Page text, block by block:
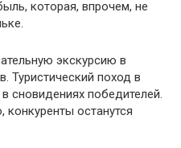
которая, впрочем, не
экскурсию в
Туристический поход в
сновидениях победителей.
останутся